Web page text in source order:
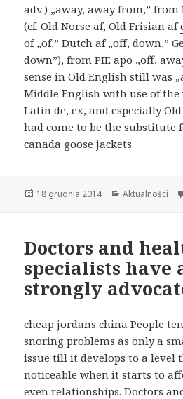
adv.) „away, away from,”
(cf. Old Norse af, Old Frisian af
of „of,” Dutch af „off, down,”
down”), from PIE apo „off,
sense in Old English still was
Middle English with use of
Latin de, ex, and especially
had come to be the substitute
canada goose jackets.
Opublikowano
18 grudnia 2014 Kategorie
Aktualności
Doctors and
specialists have
strongly
cheap jordans china People
snoring problems as only a
issue till it develops to a level
noticeable when it starts to
even relationships. Doctors